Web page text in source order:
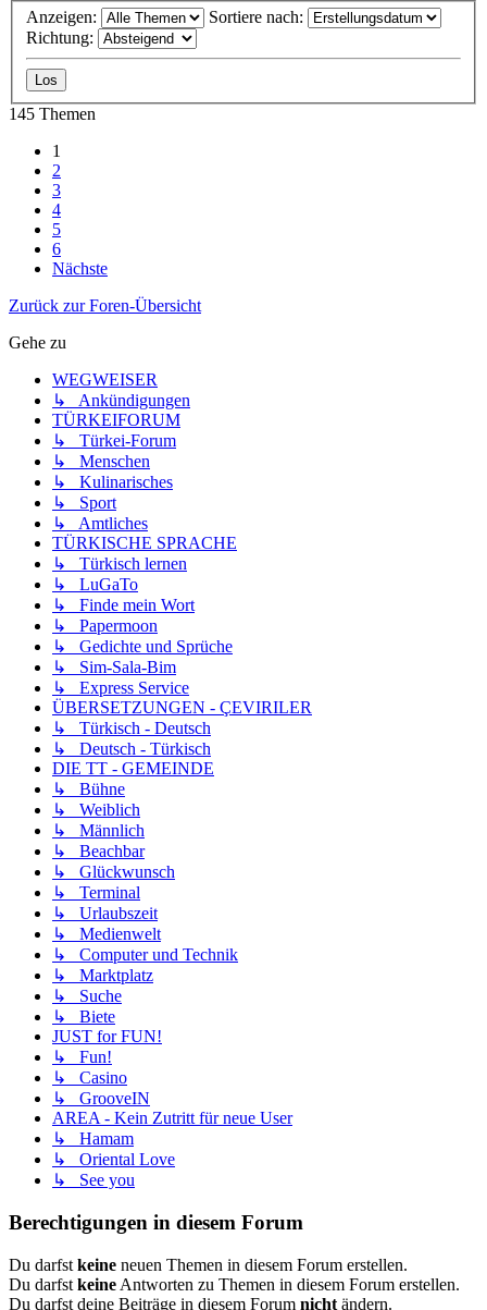
Anzeigen:
Sortiere nach:
Richtung:
145 Themen
1
2
3
4
5
6
Nächste
Zurück zur Foren-Übersicht
Gehe zu
WEGWEISER
↳ Ankündigungen
TÜRKEIFORUM
↳ Türkei-Forum
↳ Menschen
↳ Kulinarisches
↳ Sport
↳ Amtliches
TÜRKISCHE SPRACHE
↳ Türkisch lernen
↳ LuGaTo
↳ Finde mein Wort
↳ Papermoon
↳ Gedichte und Sprüche
↳ Sim-Sala-Bim
↳ Express Service
ÜBERSETZUNGEN - ÇEVIRILER
↳ Türkisch - Deutsch
↳ Deutsch - Türkisch
DIE TT - GEMEINDE
↳ Bühne
↳ Weiblich
↳ Männlich
↳ Beachbar
↳ Glückwunsch
↳ Terminal
↳ Urlaubszeit
↳ Medienwelt
↳ Computer und Technik
↳ Marktplatz
↳ Suche
↳ Biete
JUST for FUN!
↳ Fun!
↳ Casino
↳ GrooveIN
AREA - Kein Zutritt für neue User
↳ Hamam
↳ Oriental Love
↳ See you
Berechtigungen in diesem Forum
Du darfst keine neuen Themen in diesem Forum erstellen.
Du darfst keine Antworten zu Themen in diesem Forum erstellen.
Du darfst deine Beiträge in diesem Forum nicht ändern.